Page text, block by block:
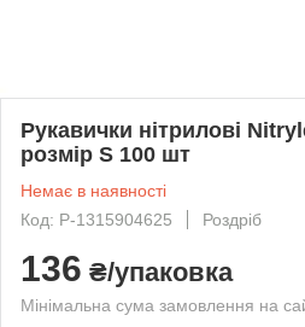
Рукавички нітрилові
розмір S 100 шт
Немає в наявності
Код: P-1315904625
Роздріб
136 ₴/упаковка
Мінімальна сума замовлення на